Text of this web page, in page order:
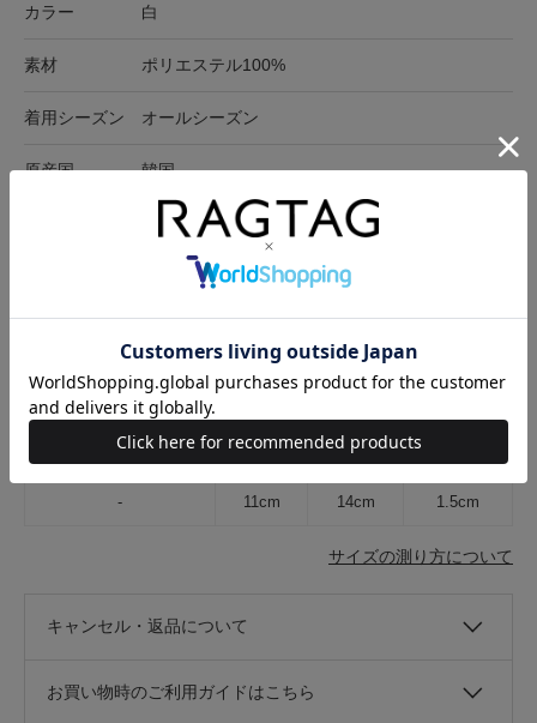
カラー 白
素材 ポリエステル100%
着用シーズン オールシーズン
原産国 韓国
ファスナー
在庫店舗 -
サイズ表記 横 高さ
- 11cm 14cm 1.5cm
サイズの測り方について
キャンセル・返品について
お買い物時のご利用ガイドはこちら